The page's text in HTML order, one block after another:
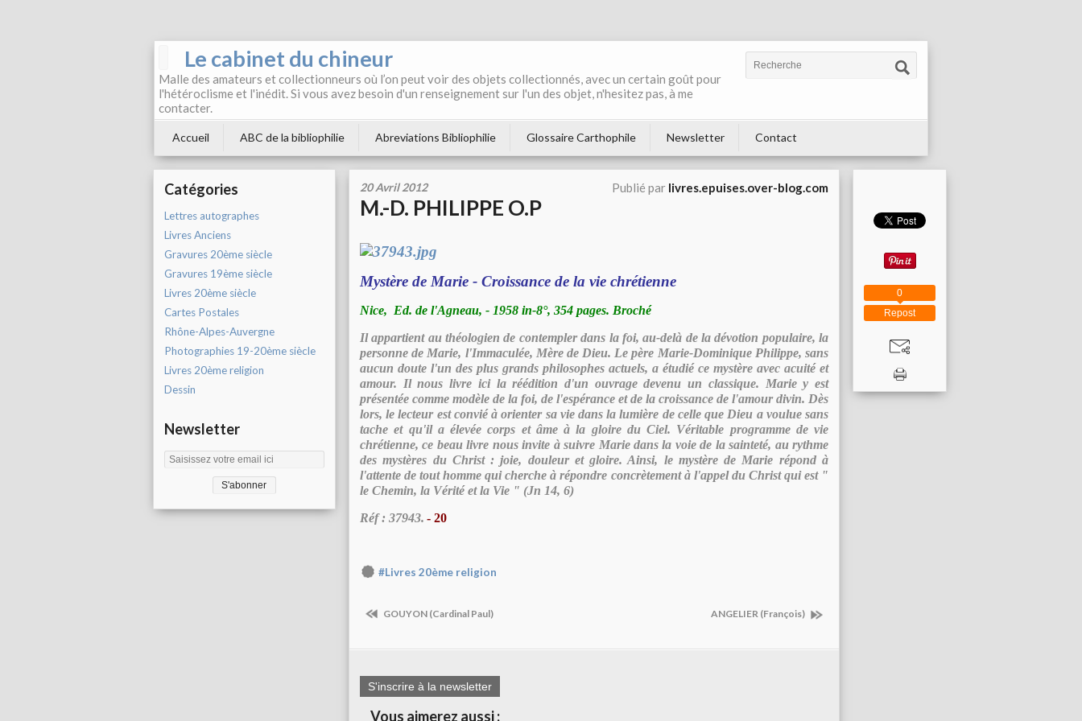
Le cabinet du chineur
Malle des amateurs et collectionneurs où l’on peut voir des objets collectionnés, avec un certain goût pour
l'hétéroclisme et l'inédit. Si vous avez besoin d'un renseignement sur l'un des objet, n'hesitez pas, à me
contacter.
Accueil ABC de la bibliophilie Abreviations Bibliophilie Glossaire Carthophile Newsletter Contact
Catégories
Lettres autographes
Livres Anciens
Gravures 20ème siècle
Gravures 19ème siècle
Livres 20ème siècle
Cartes Postales
Rhône-Alpes-Auvergne
Photographies 19-20ème siècle
Livres 20ème religion
Dessin
Newsletter
20 Avril 2012 Publié par livres.epuises.over-blog.com
M.-D. PHILIPPE O.P
Mystère de Marie - Croissance de la vie chrétienne
Nice, Ed. de l'Agneau, - 1958 in-8°, 354 pages. Broché
Il appartient au théologien de contempler dans la foi, au-delà de la dévotion populaire, la
personne de Marie, l'Immaculée, Mère de Dieu. Le père Marie-Dominique Philippe, sans
aucun doute l'un des plus grands philosophes actuels, a étudié ce mystère avec acuité et
amour. Il nous livre ici la réédition d'un ouvrage devenu un classique. Marie y est
présentée comme modèle de la foi, de l'espérance et de la croissance de l'amour divin. Dès
lors, le lecteur est convié à orienter sa vie dans la lumière de celle que Dieu a voulue sans
tache et qu'il a élevée corps et âme à la gloire du Ciel. Véritable programme de vie
chrétienne, ce beau livre nous invite à suivre Marie dans la voie de la sainteté, au rythme
des mystères du Christ : joie, douleur et gloire. Ainsi, le mystère de Marie répond à
l'attente de tout homme qui cherche à répondre concrètement à l'appel du Christ qui est "
le Chemin, la Vérité et la Vie " (Jn 14, 6)
Réf : 37943. - 20
#Livres 20ème religion
GOUYON (Cardinal Paul) ANGELIER (François)
S'inscrire à la newsletter
Vous aimerez aussi :
Repost
0